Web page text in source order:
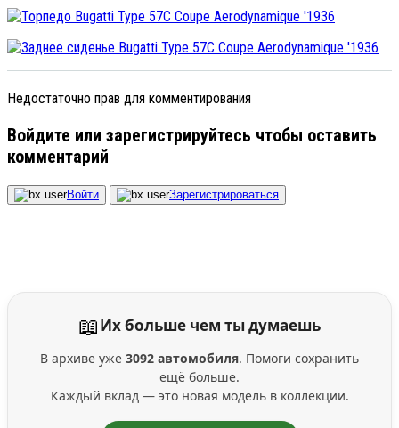
Недостаточно прав для комментирования
Войдите или зарегистрируйтесь чтобы оставить
комментарий
Войти Зарегистрироваться
📖Их больше чем ты думаешь
В архиве уже 3092 автомобиля. Помоги сохранить
ещё больше.
Каждый вклад — это новая модель в коллекции.